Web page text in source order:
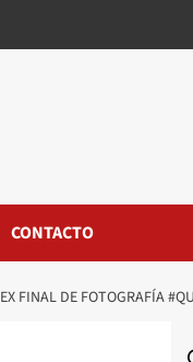
CONTACTO
FINAL DE FOTOGRAFÍA